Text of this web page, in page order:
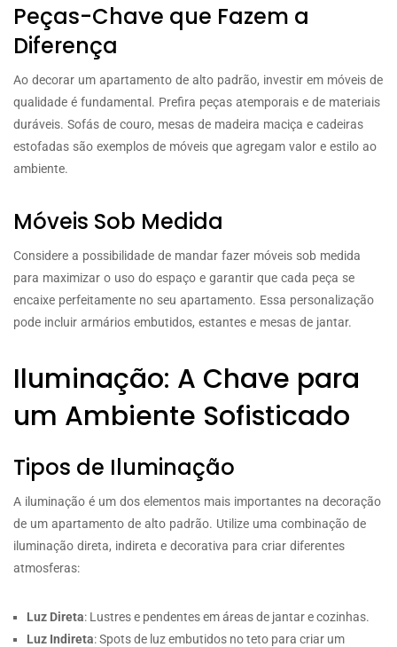
Peças-Chave que Fazem a
Diferença
Ao decorar um apartamento de alto padrão, investir em móveis de
qualidade é fundamental. Prefira peças atemporais e de materiais
duráveis. Sofás de couro, mesas de madeira maciça e cadeiras
estofadas são exemplos de móveis que agregam valor e estilo ao
ambiente.
Móveis Sob Medida
Considere a possibilidade de mandar fazer móveis sob medida
para maximizar o uso do espaço e garantir que cada peça se
encaixe perfeitamente no seu apartamento. Essa personalização
pode incluir armários embutidos, estantes e mesas de jantar.
Iluminação: A Chave para
um Ambiente Sofisticado
Tipos de Iluminação
A iluminação é um dos elementos mais importantes na decoração
de um apartamento de alto padrão. Utilize uma combinação de
iluminação direta, indireta e decorativa para criar diferentes
atmosferas:
Luz Direta: Lustres e pendentes em áreas de jantar e cozinhas.
Luz Indireta: Spots de luz embutidos no teto para criar um